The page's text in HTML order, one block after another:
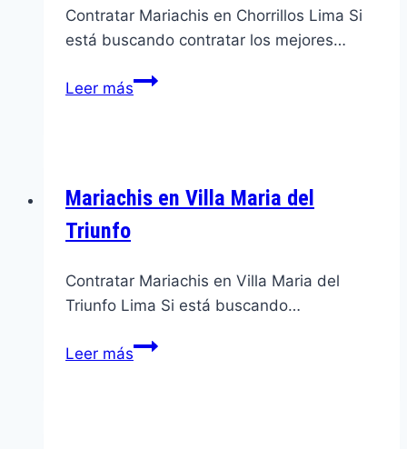
Contratar Mariachis en Chorrillos Lima Si
está buscando contratar los mejores…
Leer másMariachis
Mariachis en Villa Maria del
Triunfo
Contratar Mariachis en Villa Maria del
Triunfo Lima Si está buscando…
Leer másMariachis